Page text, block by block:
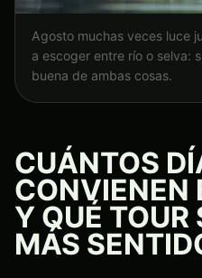
Agosto muchas veces luce
a escoger entre río o selva:
buena de ambas cosas.
CUÁNTOS
CONVIENEN
Y QUÉ TOUR
MÁS